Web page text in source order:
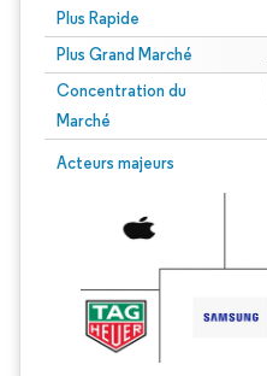
Plus Rapide
Plus Grand Marché
Concentration du
Marché
Acteurs majeurs